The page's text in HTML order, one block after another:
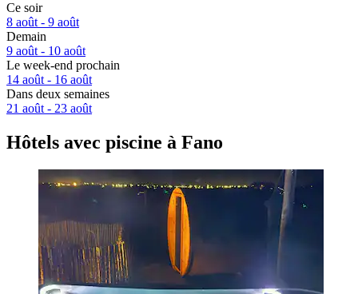
Ce soir
8 août - 9 août
Demain
9 août - 10 août
Le week-end prochain
14 août - 16 août
Dans deux semaines
21 août - 23 août
Hôtels avec piscine à Fano